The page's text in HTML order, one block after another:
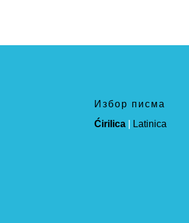
Избор писма
Ćirilica
Latinica